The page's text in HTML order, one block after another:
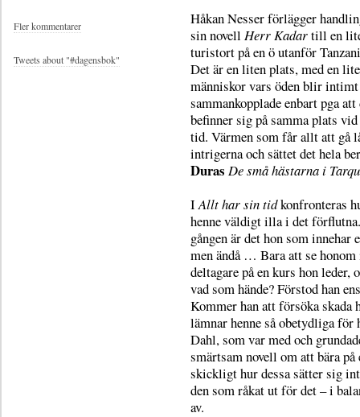
Håkan Nesser förlägger
sin novell Herr Kadartill en
turistort på en ö utanför
Det är en liten plats, med en
människor vars öden blir intimt
sammankopplade enbart pga att
befinner sig på samma plats
tid. Värmen som får allt att gå
intrigerna och sättet det hela
Duras De små hästarna i
I Allt har sin tidkonfronteras
henne väldigt illa i det
gången är det hon som
men ändå … Bara att se honom
deltagare på en kurs hon
vad som hände? Förstod han
Kommer han att försöka skada
lämnar henne så obetydliga för
Dahl, som var med och
smärtsam novell om att bära
skickligt hur dessa sätter sig
den som råkat ut för det – i
av.
Fler kommentarer
Tweets about "#dagensbok"